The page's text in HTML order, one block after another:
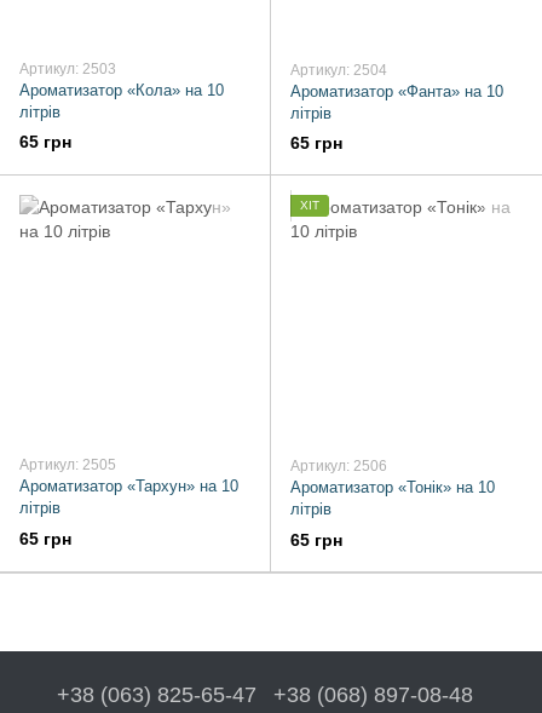
Артикул: 2503
Ароматизатор «Кола» на 10
літрів
65 грн
Артикул: 2504
Ароматизатор «Фанта» на 10
літрів
65 грн
Артикул: 2505
Ароматизатор «Тархун» на 10
літрів
65 грн
ХІТ
Артикул: 2506
Ароматизатор «Тонік» на 10
літрів
65 грн
+38 (063) 825-65-47 +38 (068) 897-08-48